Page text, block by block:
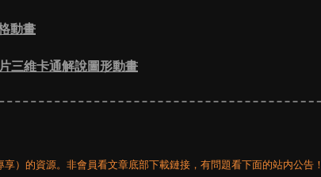
動畫
三維卡通解說圖形動畫
）的資源。非會員看文章底部下載鏈接，有問題看下面的站内公告！